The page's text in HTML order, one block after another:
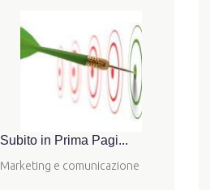
Subito in Prima Pagi...
Marketing e comunicazione